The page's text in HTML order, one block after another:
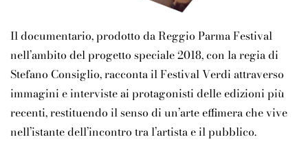
Il documentario, prodotto da Reggio Parma Festival
nell’ambito del progetto speciale 2018, con la regia di
Stefano Consiglio, racconta il Festival Verdi attraverso
immagini e interviste ai protagonisti delle edizioni più
recenti, restituendo il senso di un’arte effimera che vive
nell’istante dell’incontro tra l’artista e il pubblico.